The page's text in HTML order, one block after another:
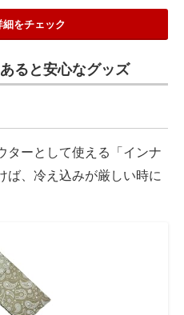
細をチェック
ると安心なグッズ
ーとして使える「インナ
ば、冷え込みが厳しい時に